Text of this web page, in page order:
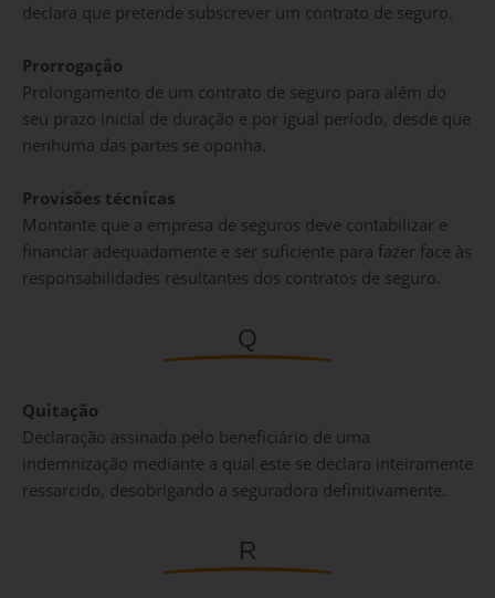
declara que pretende subscrever um contrato de seguro.
Prorrogação
Prolongamento de um contrato de seguro para além do
seu prazo inicial de duração e por igual período, desde que
nenhuma das partes se oponha.
Provisões técnicas
Montante que a empresa de seguros deve contabilizar e
financiar adequadamente e ser suficiente para fazer face às
responsabilidades resultantes dos contratos de seguro.
Q
Quitação
Declaração assinada pelo beneficiário de uma
indemnização mediante a qual este se declara inteiramente
ressarcido, desobrigando a seguradora definitivamente.
R